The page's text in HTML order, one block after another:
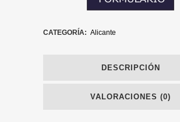
CATEGORÍA: Alicante
DESCRIPCIÓN
VALORACIONES (0)